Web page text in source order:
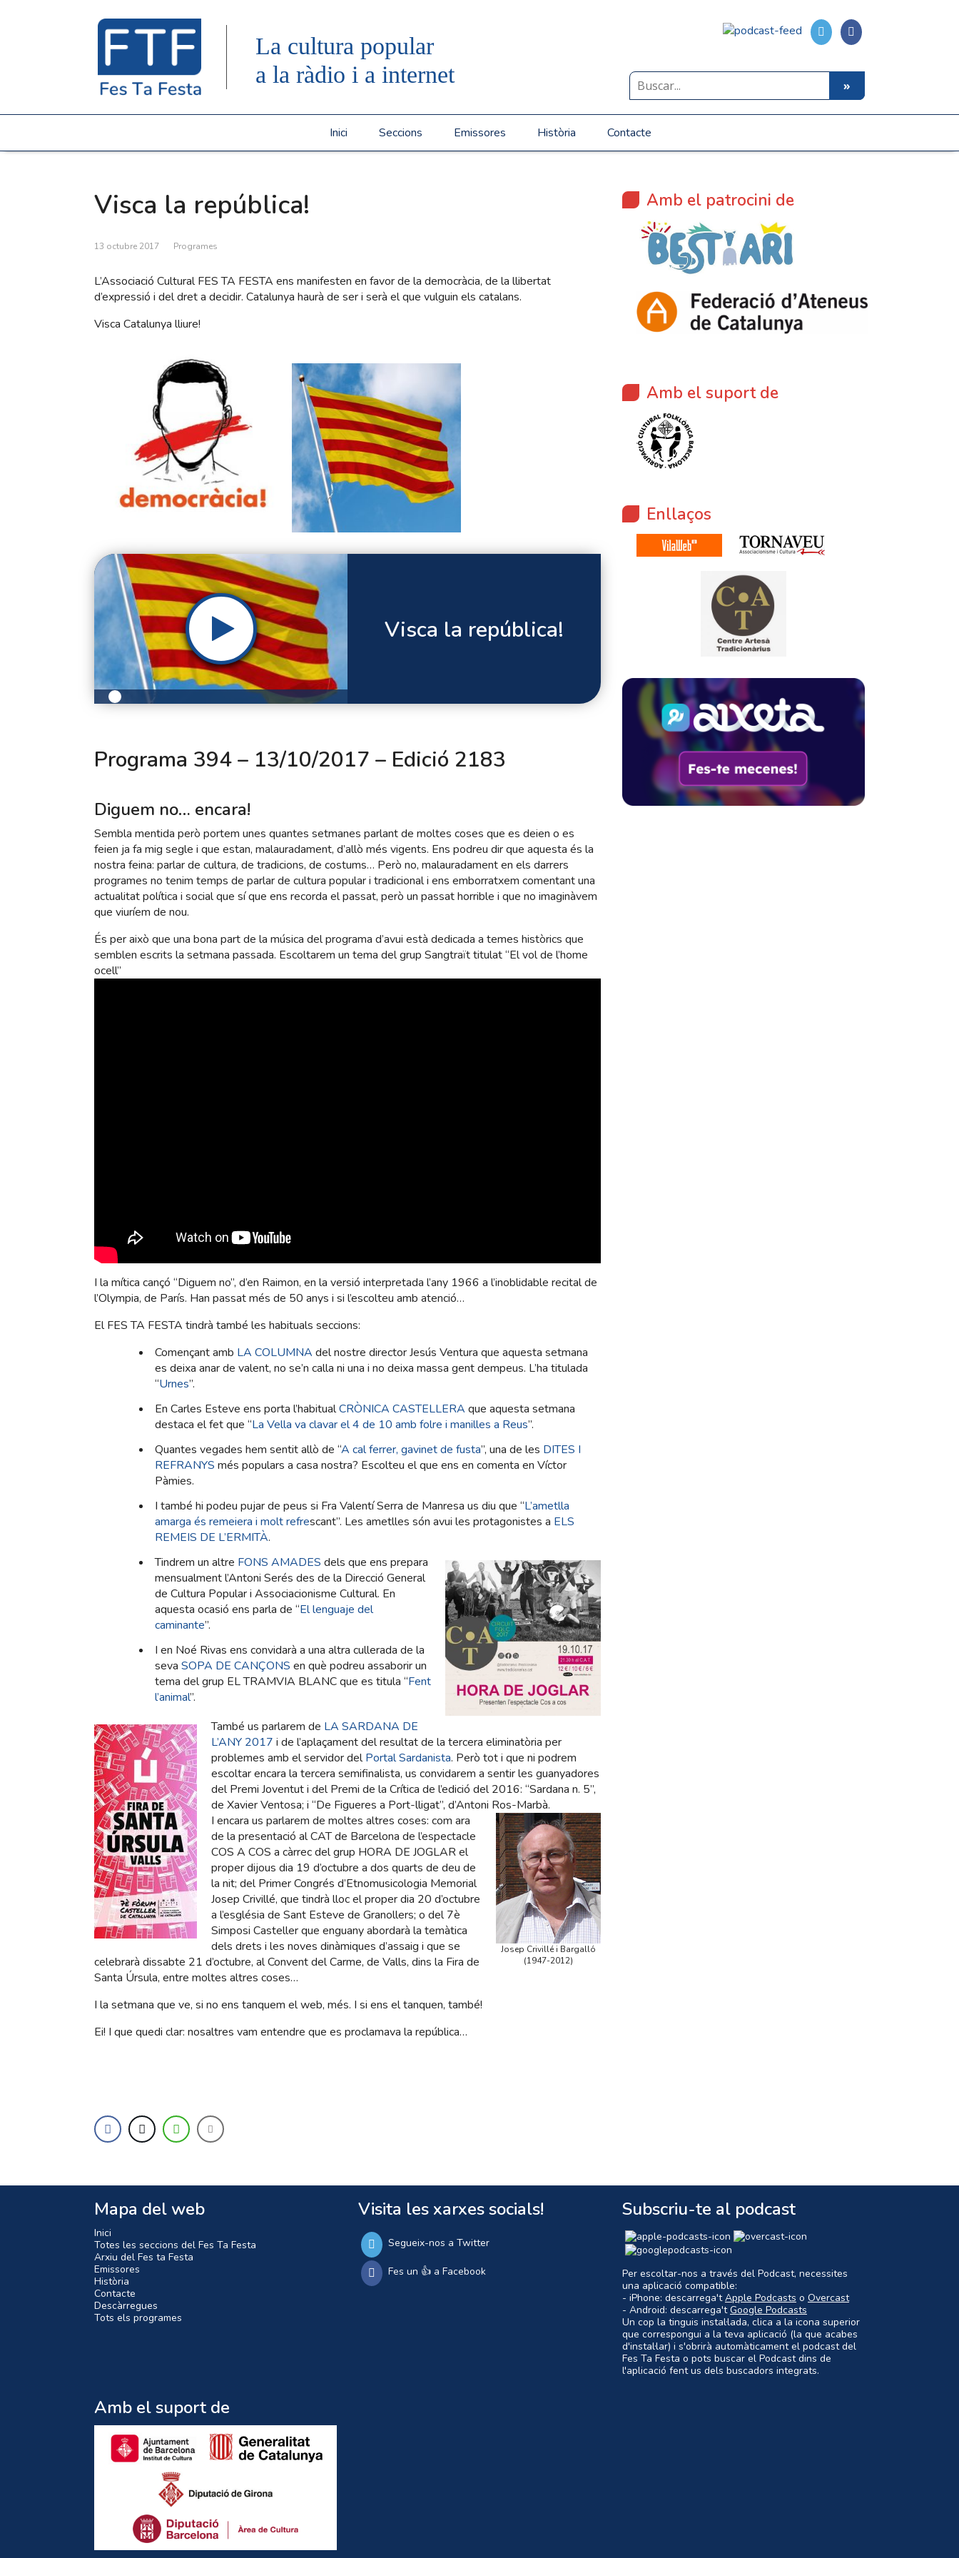
La cultura popular
a la ràdio i a internet
Inici Seccions Emissores Història Contacte
Visca la república!
13 octubre 2017 Programes
L’Associació Cultural FES TA FESTA ens manifesten en favor de la democràcia, de la llibertat
d’expressió i del dret a decidir. Catalunya haurà de ser i serà el que vulguin els catalans.
Visca Catalunya lliure!
Visca la república!
Programa 394 – 13/10/2017 – Edició 2183
Diguem no… encara!
Sembla mentida però portem unes quantes setmanes parlant de moltes coses que es deien o es
feien ja fa mig segle i que estan, malauradament, d’allò més vigents. Ens podreu dir que aquesta és la
nostra feina: parlar de cultura, de tradicions, de costums… Però no, malauradament en els darrers
programes no tenim temps de parlar de cultura popular i tradicional i ens emborratxem comentant una
actualitat política i social que sí que ens recorda el passat, però un passat horrible i que no imaginàvem
que viuríem de nou.
És per això que una bona part de la música del programa d’avui està dedicada a temes històrics que
semblen escrits la setmana passada. Escoltarem un tema del grup Sangtraït titulat “El vol de l’home
ocell”
I la mítica cançó “Diguem no”, d’en Raimon, en la versió interpretada l’any 1966 a l’inoblidable recital de
l’Olympia, de París. Han passat més de 50 anys i si l’escolteu amb atenció…
El FES TA FESTA tindrà també les habituals seccions:
Començant amb LA COLUMNA del nostre director Jesús Ventura que aquesta setmana
es deixa anar de valent, no se’n calla ni una i no deixa massa gent dempeus. L’ha titulada
“Urnes”.
En Carles Esteve ens porta l’habitualCRÒNICA CASTELLERA que aquesta setmana
destaca el fet que “La Vella va clavar el 4 de 10 amb folre i manilles a Reus”.
Quantes vegades hem sentit allò de “A cal ferrer, gavinet de fusta”, una de les DITES I
REFRANYS més populars a casa nostra? Escolteu el que ens en comenta en Víctor
Pàmies.
I també hi podeu pujar de peus si Fra Valentí Serra de Manresa us diu que “L’ametlla
amarga és remeiera i molt refrescant”. Les ametlles són avui les protagonistes a ELS
REMEIS DE L’ERMITÀ.
Tindrem un altre FONS AMADES dels que ens prepara
mensualment l’Antoni Serés des de la Direcció General
de Cultura Popular i Associacionisme Cultural. En
aquesta ocasió ens parla de “El lenguaje del
caminante”.
I en Noé Rivas ens convidarà a una altra cullerada de la
seva SOPA DE CANÇONS en què podreu assaborir un
tema del grup EL TRAMVIA BLANC que es titula “Fent
l’animal”.
També us parlarem de LA SARDANA DE
L’ANY 2017 i de l’aplaçament del resultat de la tercera eliminatòria per
problemes amb el servidor delPortal Sardanista. Però tot i que ni podrem
escoltar encara la tercera semifinalista, us convidarem a sentir les guanyadores
del Premi Joventut i del Premi de la Crítica de l’edició del 2016: “Sardana n. 5”,
de Xavier Ventosa; i “De Figueres a Port-lligat”, d’Antoni Ros-Marbà.
Josep Crivillé i Bargalló
(1947-2012)
I encara us parlarem de moltes altres coses: com ara
de la presentació al CAT de Barcelona de l’espectacle
COS A COS a càrrec del grup HORA DE JOGLAR el
proper dijous dia 19 d’octubre a dos quarts de deu de
la nit; del Primer Congrés d’Etnomusicologia Memorial
Josep Crivillé, que tindrà lloc el proper dia 20 d’octubre
a l’església de Sant Esteve de Granollers; o del 7è
Simposi Casteller que enguany abordarà la temàtica
dels drets i les noves dinàmiques d’assaig i que se
celebrarà dissabte 21 d’octubre, al Convent del Carme, de Valls, dins la Fira de
Santa Úrsula, entre moltes altres coses…
I la setmana que ve, si no ens tanquem el web, més. I si ens el tanquen, també!
Ei! I que quedi clar: nosaltres vam entendre que es proclamava la república…
Amb el patrocini de
Amb el suport de
Enllaços
Mapa del web
Inici
Totes les seccions del Fes Ta Festa
Arxiu del Fes ta Festa
Emissores
Història
Contacte
Descàrregues
Tots els programes
Visita les xarxes socials!
Segueix-nos a Twitter
Fes un 👍 a Facebook
Subscriu-te al podcast
Per escoltar-nos a través del Podcast, necessites
una aplicació compatible:
- iPhone: descarrega'tApple Podcasts o Overcast
- Android: descarrega'tGoogle Podcasts
Un cop la tinguis instal·lada, clica a la icona superior
que correspongui a la teva aplicació (la que acabes
d'instal·lar) i s'obrirà automàticament el podcast del
Fes Ta Festa o pots buscar el Podcast dins de
l'aplicació fent us dels buscadors integrats.
Amb el suport de